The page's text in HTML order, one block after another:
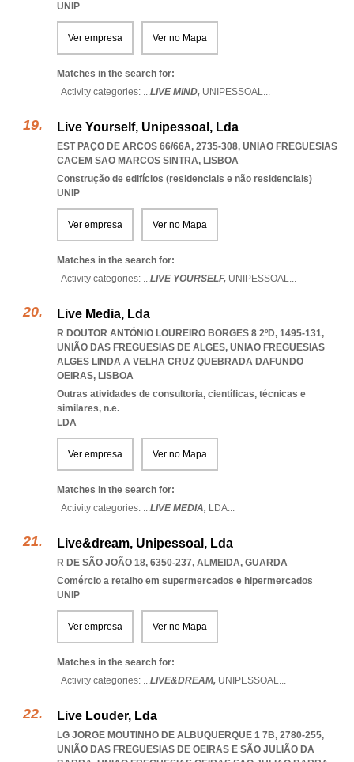
UNIP
Ver empresa Ver no Mapa
Matches in the search for:
Activity categories: ...LIVE MIND, UNIPESSOAL...
Live Yourself, Unipessoal, Lda
EST PAÇO DE ARCOS 66/66A, 2735-308, UNIAO FREGUESIAS
CACEM SAO MARCOS SINTRA, LISBOA
Construção de edifícios (residenciais e não residenciais)
UNIP
Ver empresa Ver no Mapa
Matches in the search for:
Activity categories: ...LIVE YOURSELF, UNIPESSOAL...
Live Media, Lda
R DOUTOR ANTÓNIO LOUREIRO BORGES 8 2ºD, 1495-131,
UNIÃO DAS FREGUESIAS DE ALGES, UNIAO FREGUESIAS
ALGES LINDA A VELHA CRUZ QUEBRADA DAFUNDO
OEIRAS, LISBOA
Outras atividades de consultoria, científicas, técnicas e
similares, n.e.
LDA
Ver empresa Ver no Mapa
Matches in the search for:
Activity categories: ...LIVE MEDIA, LDA...
Live&dream, Unipessoal, Lda
R DE SÃO JOÃO 18, 6350-237, ALMEIDA, GUARDA
Comércio a retalho em supermercados e hipermercados
UNIP
Ver empresa Ver no Mapa
Matches in the search for:
Activity categories: ...LIVE&DREAM, UNIPESSOAL...
Live Louder, Lda
LG JORGE MOUTINHO DE ALBUQUERQUE 1 7B, 2780-255,
UNIÃO DAS FREGUESIAS DE OEIRAS E SÃO JULIÃO DA